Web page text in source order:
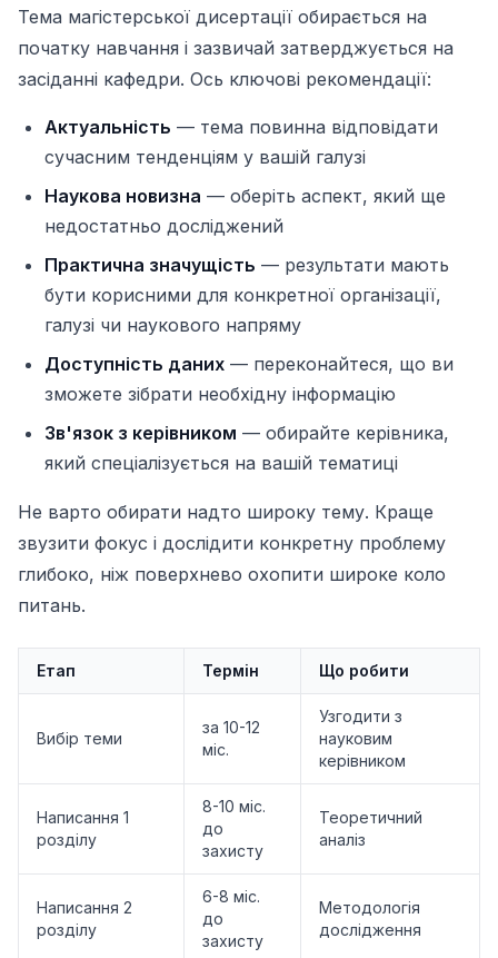
Тема магістерської дисертації обирається на
початку навчання і зазвичай затверджується на
засіданні кафедри. Ось ключові рекомендації:
Актуальність — тема повинна відповідати
сучасним тенденціям у вашій галузі
Наукова новизна — оберіть аспект, який ще
недостатньо досліджений
Практична значущість — результати мають
бути корисними для конкретної організації,
галузі чи наукового напряму
Доступність даних — переконайтеся, що ви
зможете зібрати необхідну інформацію
Зв'язок з керівником — обирайте керівника,
який спеціалізується на вашій тематиці
Не варто обирати надто широку тему. Краще
звузити фокус і дослідити конкретну проблему
глибоко, ніж поверхнево охопити широке коло
питань.
Етап Термін Що робити
Вибір теми
за 10-12
міс.
Узгодити з
науковим
керівником
Написання 1
розділу
8-10 міс.
до
захисту
Теоретичний
аналіз
Написання 2
розділу
6-8 міс.
до
захисту
Методологія
дослідження